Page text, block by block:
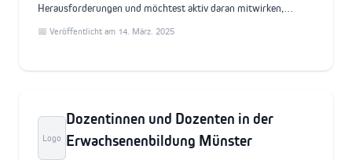
Herausforderungen und möchtest aktiv daran mitwirken,…
📅 Veröffentlicht am 14. März. 2025
Logo
Dozentinnen und Dozenten in der
Erwachsenenbildung Münster